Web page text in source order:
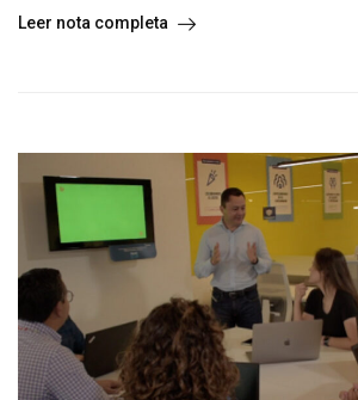
Leer nota completa